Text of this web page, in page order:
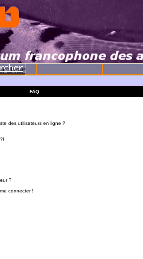
FAQ
des utilisateurs en ligne ?
?
connecter !